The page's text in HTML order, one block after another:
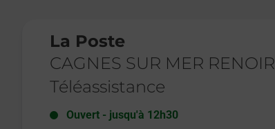
La Poste
CAGNES SUR MER RENOIR
Téléassistance
Ouvert - jusqu'à 12h30